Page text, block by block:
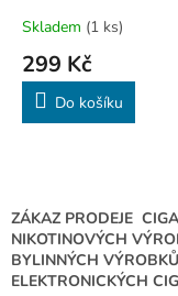
Skladem (1 ks)
299 Kč
Do košíku
ZÁKAZ PRODEJE
NIKOTINOVÝCH
BYLINNÝCH
ELEKTRONICKÝCH